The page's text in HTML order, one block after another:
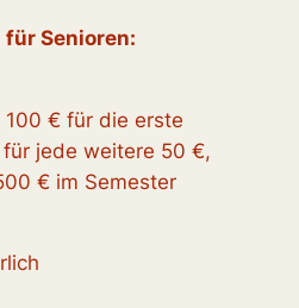
Senioren:
100 € für die erste
jede weitere 50 €,
€ im Semester